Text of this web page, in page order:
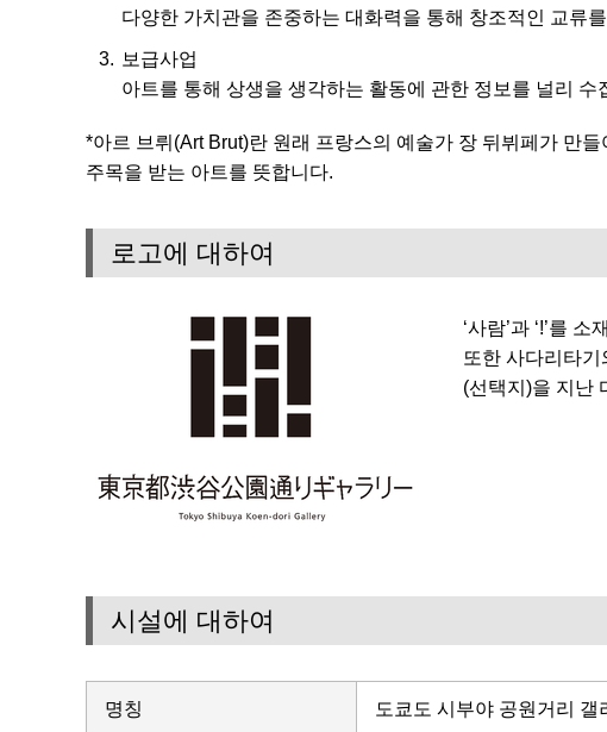
다양한 가치관을 존중하는 대화력을 통해 창조적인 교류
보급사업
아트를 통해 상생을 생각하는 활동에 관한 정보를 널리 수
*아르 브뤼(Art Brut)란 원래 프랑스의 예술가 장 뒤뷔페가 만
주목을 받는 아트를 뜻합니다.
로고에 대하여
‘사람’과 ‘!’를
또한 사다리타
(선택지)을 지난
시설에 대하여
명칭 도쿄도 시부야 공원거리 갤